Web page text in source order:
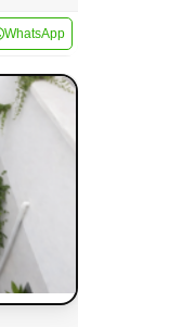
WhatsApp